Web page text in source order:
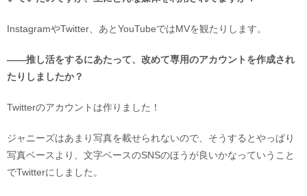
InstagramやTwitter、あとYouTubeではMVを観たりします。
――推し活をするにあたって、改めて専用のアカウントを作成され
たりしましたか？
Twitterのアカウントは作りました！
ジャニーズはあまり写真を載せられないので、そうするとやっぱり
写真ベースより、文字ベースのSNSのほうが良いかなっていうこと
でTwitterにしました。